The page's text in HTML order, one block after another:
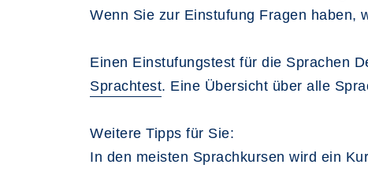
Wenn Sie zur Einstufung Fragen haben,
Einen Einstufungstest für die Sprachen
Sprachtest. Eine Übersicht über alle
Weitere Tipps für Sie:
In den meisten Sprachkursen wird ein